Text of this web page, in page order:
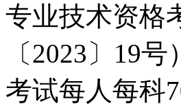
专业技术资格
〔2023〕19
考试每人每科